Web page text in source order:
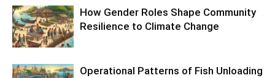
How Gender Roles Shape Community
Resilience to Climate Change
Operational Patterns of Fish Unloading